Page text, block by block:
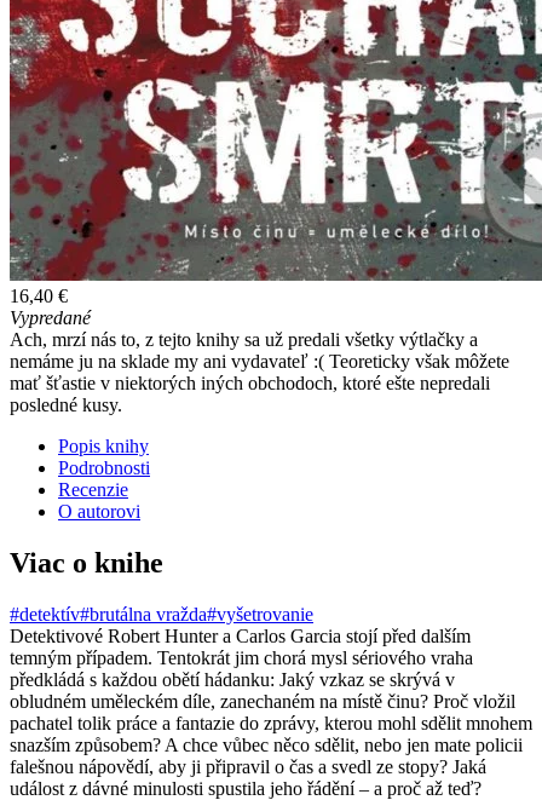
16,40 €
Vypredané
Ach, mrzí nás to, z tejto knihy sa už predali všetky výtlačky a
nemáme ju na sklade my ani vydavateľ :( Teoreticky však môžete
mať šťastie v niektorých iných obchodoch, ktoré ešte nepredali
posledné kusy.
Popis knihy
Podrobnosti
Recenzie
O autorovi
Viac o knihe
#detektív#brutálna vražda#vyšetrovanie
Detektivové Robert Hunter a Carlos Garcia stojí před dalším
temným případem. Tentokrát jim chorá mysl sériového vraha
předkládá s každou obětí hádanku: Jaký vzkaz se skrývá v
obludném uměleckém díle, zanechaném na místě činu? Proč vložil
pachatel tolik práce a fantazie do zprávy, kterou mohl sdělit mnohem
snazším způsobem? A chce vůbec něco sdělit, nebo jen mate policii
falešnou nápovědí, aby ji připravil o čas a svedl ze stopy? Jaká
událost z dávné minulosti spustila jeho řádění – a proč až teď?